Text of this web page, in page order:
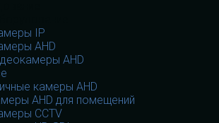
IP
AHD
AHD
камеры AHD
AHD для помещений
CCTV